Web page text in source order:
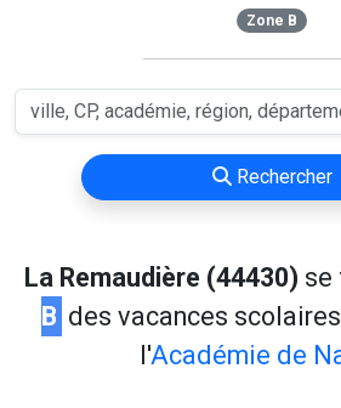
Zone B
Rechercher
La Remaudière (44430) se
B des vacances
l'Académie de